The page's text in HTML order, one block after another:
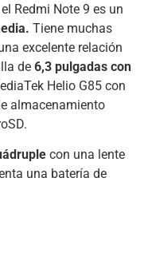
Redmi Note 9 es un
Tiene muchas
excelente relación
de 6,3 pulgadas con
Helio G85 con
almacenamiento
con una lente
una batería de